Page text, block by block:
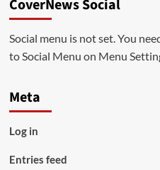
CoverNews Social
Social menu is not set. You
to Social Menu on Menu
Meta
Log in
Entries feed